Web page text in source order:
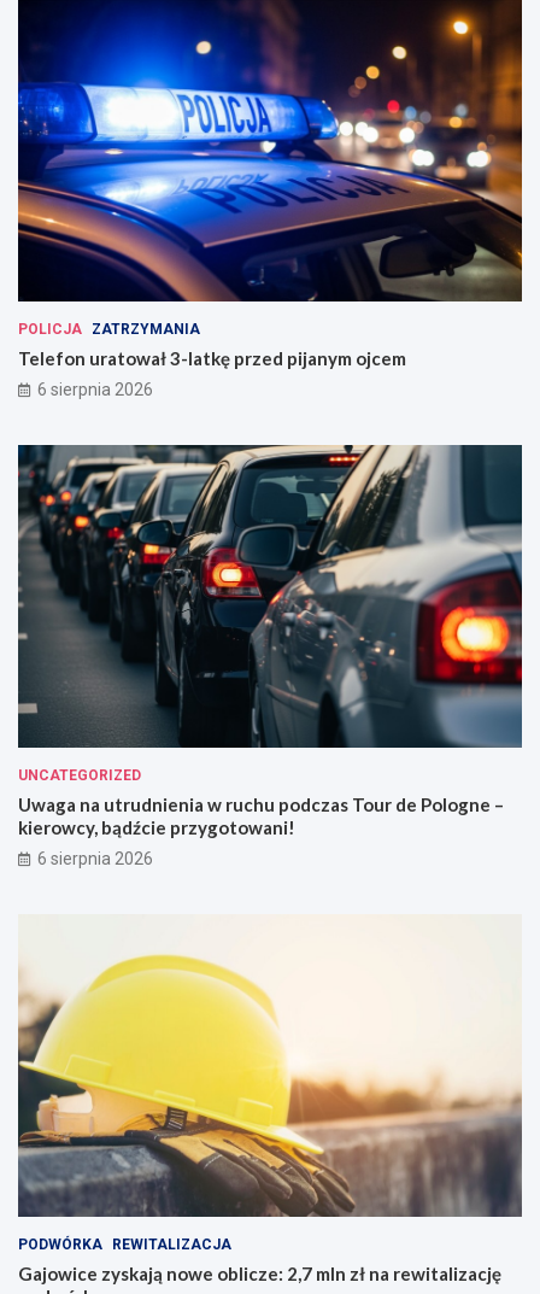
POLICJA ZATRZYMANIA
Telefon uratował 3-latkę przed pijanym ojcem
6 sierpnia 2026
UNCATEGORIZED
Uwaga na utrudnienia w ruchu podczas Tour de Pologne –
kierowcy, bądźcie przygotowani!
6 sierpnia 2026
PODWÓRKA REWITALIZACJA
Gajowice zyskają nowe oblicze: 2,7 mln zł na rewitalizację